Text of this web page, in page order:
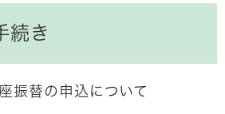
続き
振替の申込について